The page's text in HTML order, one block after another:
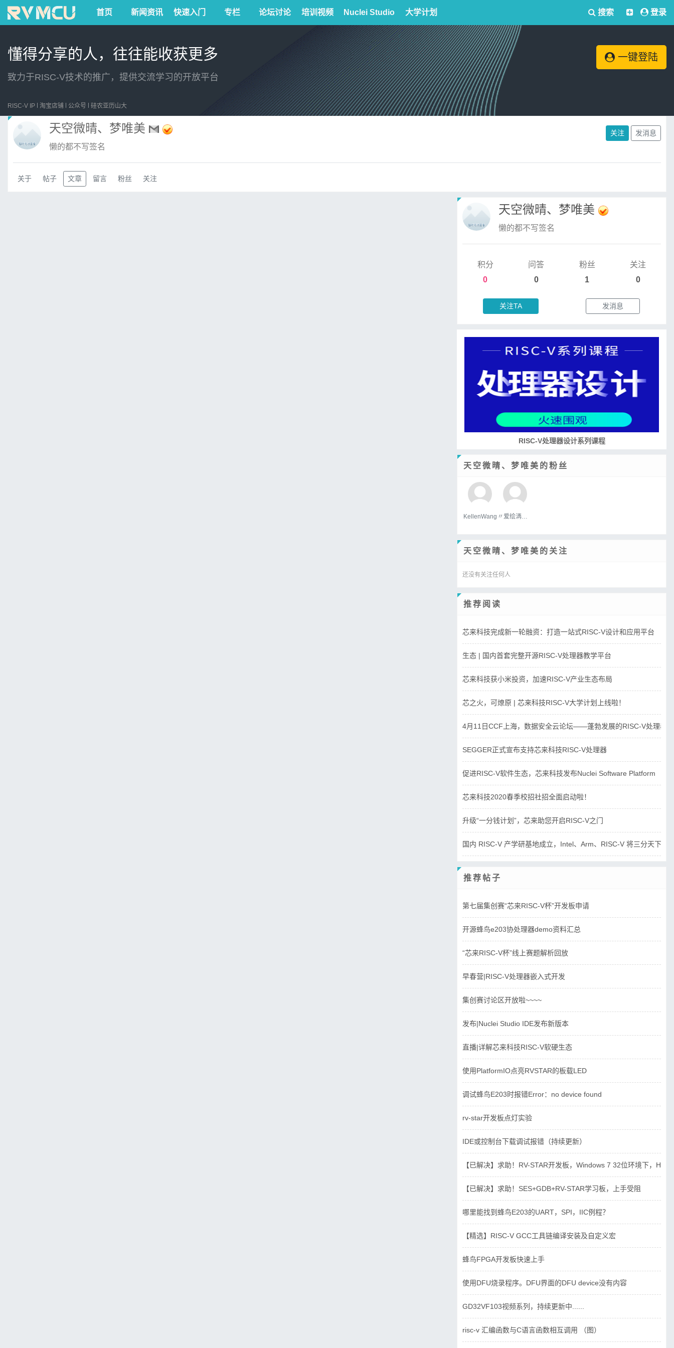
首页 新闻资讯 快速入门 专栏 论坛讨论 培训视频 Nuclei Studio 大学计划 搜索 登录
懂得分享的人，往往能收获更多
致力于RISC-V技术的推广，提供交流学习的开放平台
一键登陆
RISC-V IP 淘宝店铺 公众号 硅农亚历山大
天空微晴、梦唯美
懒的都不写签名
关注 发消息
关于 帖子 文章 留言 粉丝 关注
天空微晴、梦唯美
懒的都不写签名
积分
0
问答
0
粉丝
1
关注
0
关注TA 发消息
RISC-V处理器设计系列课程
天空微晴、梦唯美的粉丝
KellenWang
天空微晴、梦唯美的关注
还没有关注任何人
推荐阅读
芯来科技完成新一轮融资：打造一站式RISC-V设计和应用平台
生态 | 国内首套完整开源RISC-V处理器教学平台
芯来科技获小米投资，加速RISC-V产业生态布局
芯之火，可燎原 | 芯来科技RISC-V大学计划上线啦！
4月11日CCF上海，数据安全云论坛——蓬勃发展的RISC-V处理器
SEGGER正式宣布支持芯来科技RISC-V处理器
促进RISC-V软件生态，芯来科技发布Nuclei Software Platform
芯来科技2020春季校招社招全面启动啦！
升级“一分钱计划”，芯来助您开启RISC-V之门
国内 RISC-V 产学研基地成立，Intel、Arm、RISC-V 将三分天下？
推荐帖子
第七届集创赛“芯来RISC-V杯”开发板申请
开源蜂鸟e203协处理器demo资料汇总
“芯来RISC-V杯”线上赛题解析回放
早春营|RISC-V处理器嵌入式开发
集创赛讨论区开放啦~~~~
发布|Nuclei Studio IDE发布新版本
直播|详解芯来科技RISC-V软硬生态
使用PlatformIO点亮RVSTAR的板载LED
调试蜂鸟E203时报错Error：no device found
rv-star开发板点灯实验
IDE或控制台下载调试报错（持续更新）
【已解决】求助！RV-STAR开发板，Windows 7 32位环境下，
【已解决】求助！SES+GDB+RV-STAR学习板，上手受阻
哪里能找到蜂鸟E203的UART，SPI，IIC例程？
【精选】RISC-V GCC工具链编译安装及自定义宏
蜂鸟FPGA开发板快速上手
使用DFU烧录程序。DFU界面的DFU device没有内容
GD32VF103视频系列，持续更新中......
risc-v 汇编函数与C语言函数相互调用 （图）